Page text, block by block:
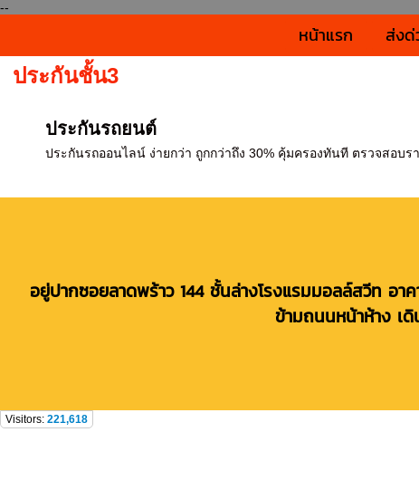
--
หน้าแรก ส่งด่
ประกันชั้น3
ประกันรถยนต์
ประกันรถออนไลน์ ง่ายกว่า ถูกกว่าถึง 30% คุ้มครองทันที ตรวจสอบร
อยู่ปากซอยลาดพร้าว 144 ชั้นล่างโรงแรมมอลล์สวีท อ
ข้ามถนนหน้าห้าง เ
Visitors: 221,618